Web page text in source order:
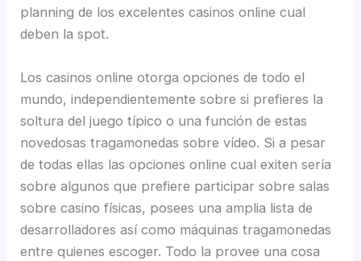
planning de los excelentes casinos online cual
deben la spot.
Los casinos online otorga opciones de todo el
mundo, independientemente sobre si prefieres la
soltura del juego típico o una función de estas
novedosas tragamonedas sobre vídeo. Si a pesar
de todas ellas las opciones online cual exiten serí­a
sobre algunos que prefiere participar sobre salas
sobre casino físicas, posees una amplia lista de
desarrolladores así­ como máquinas tragamonedas
entre quienes escoger. Todo la provee una cosa